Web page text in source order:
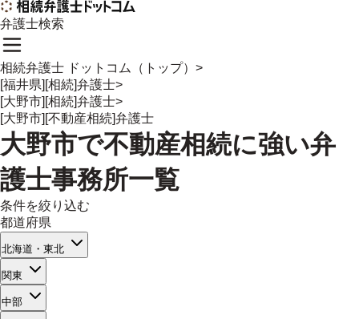
弁護士検索
相続弁護士 ドットコム（トップ） >
[福井県][相続]弁護士>
[大野市][相続]弁護士>
[大野市][不動産相続]弁護士
大野市で不動産相続に強い弁
護士事務所一覧
条件を絞り込む
都道府県
北海道・東北
関東
中部